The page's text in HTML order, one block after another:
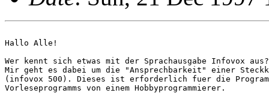
Hallo Alle!
Wer kennt sich etwas mit der Sprachausgabe Infovox aus?
Mir geht es dabei um die "Ansprechbarkeit" einer
(infovox 500). Dieses ist erforderlich fuer die
Vorleseprogramms von einem Hobbyprogrammierer.